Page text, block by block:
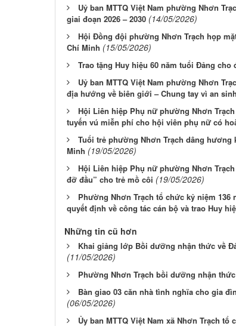
Uỷ ban MTTQ Việt Nam phường Nhơn
giai đoạn 2026 – 2030 (14/05/2026)
Hội Đồng đội phường Nhơn Trạch họp
Chí Minh (15/05/2026)
Trao tặng Huy hiệu 60 năm tuổi Đảng cho
Uỷ ban MTTQ Việt Nam phường Nhơn
địa hướng về biên giới – Chung tay vì an
Hội Liên hiệp Phụ nữ phường Nhơn
tuyến vú miễn phí cho hội viên phụ nữ có
Tuổi trẻ phường Nhơn Trạch dâng hương
Minh (19/05/2026)
Hội Liên hiệp Phụ nữ phường Nhơn
đỡ đầu” cho trẻ mồ côi (19/05/2026)
Phường Nhơn Trạch tổ chức kỷ niệm
quyết định về công tác cán bộ và trao Huy
Những tin cũ hơn
Khai giảng lớp Bồi dưỡng nhận thức về
(11/05/2026)
Phường Nhơn Trạch bồi dưỡng nhận
Bàn giao 03 căn nhà tình nghĩa cho gia
(06/05/2026)
Ủy ban MTTQ Việt Nam xã Nhơn Trạch